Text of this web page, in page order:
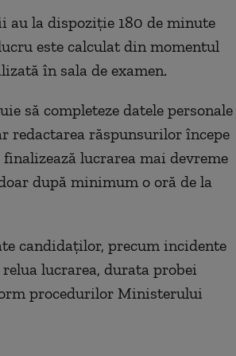
au la dispoziție 180 de minute
este calculat din momentul
în sala de examen.
să completeze datele personale
redactarea răspunsurilor începe
lucrarea mai devreme
după minimum o oră de la
candidaților, precum incidente
lucrarea, durata probei
procedurilor Ministerului